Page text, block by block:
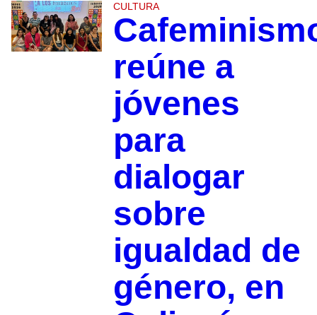
CULTURA
reúne a
jóvenes
para
dialogar
sobre
igualdad de
género, en